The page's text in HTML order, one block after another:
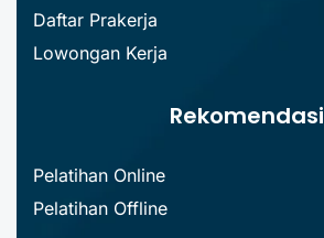
Daftar Prakerja
Lowongan Kerja
Rekomendasi
Pelatihan Online
Pelatihan Offline